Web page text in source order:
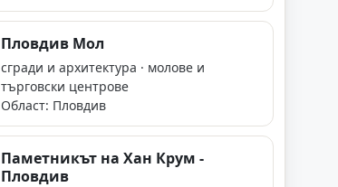
Пловдив Мол
сгради и архитектура · молове и
търговски центрове
Област: Пловдив
Паметникът на Хан Крум -
Пловдив